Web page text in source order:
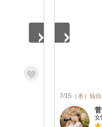
7/15（水）仙
女